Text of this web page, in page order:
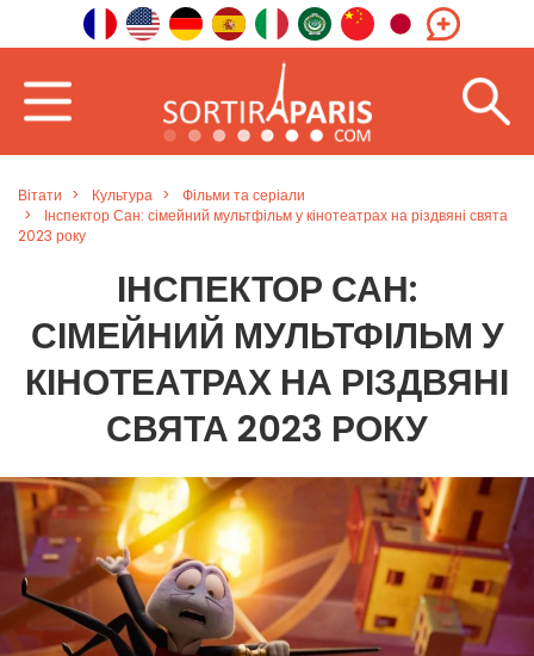
Вітати Культура
Фільми та серіали
Інспектор Сан: сімейний мультфільм у кінотеатрах на різдвяні свята
2023 року
ІНСПЕКТОР САН:
СІМЕЙНИЙ МУЛЬТФІЛЬМ У
КІНОТЕАТРАХ НА РІЗДВЯНІ
СВЯТА 2023 РОКУ